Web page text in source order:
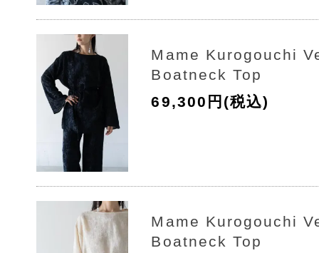
Mame Kurogouchi
Boatneck Top
69,300円(税込)
Mame Kurogouchi
Boatneck Top